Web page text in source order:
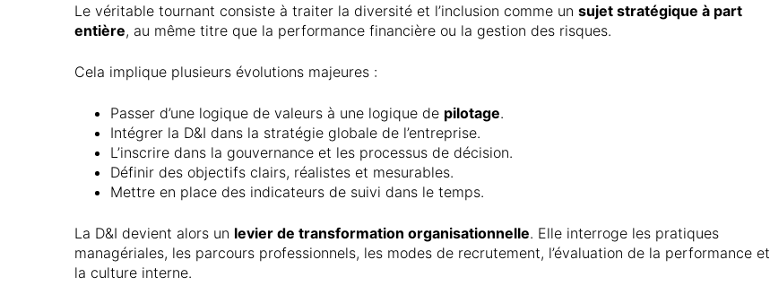
Le véritable tournant consiste à traiter la diversité et l’inclusion comme unsujet stratégique à part
entière, au même titre que la performance financière ou la gestion des risques.
Cela implique plusieurs évolutions majeures :
Passer d’une logique de valeurs à une logique de pilotage.
Intégrer la D&I dans la stratégie globale de l’entreprise.
L’inscrire dans la gouvernance et les processus de décision.
Définir des objectifs clairs, réalistes et mesurables.
Mettre en place des indicateurs de suivi dans le temps.
La D&I devient alors un levier de transformation organisationnelle. Elle interroge les pratiques
managériales, les parcours professionnels, les modes de recrutement, l’évaluation de la performance et
la culture interne.